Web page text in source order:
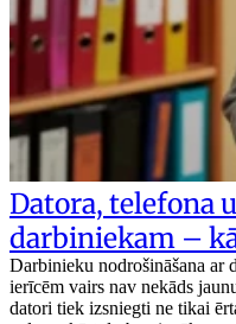
Datora, telefona
darbiniekam –
Darbinieku nodrošināšana ar
ierīcēm vairs nav nekāds
datori tiek izsniegti ne tikai